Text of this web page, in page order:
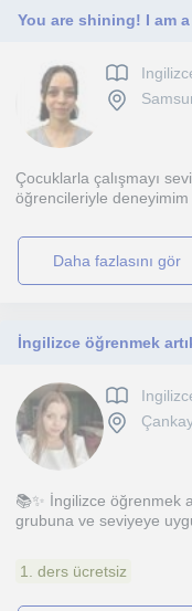
Çocuklarla çalışmayı
öğrencileriyle deneyimim
daha fazlasını gör
İngilizce öğrenmek
📚✨ İngilizce öğrenmek
grubuna ve seviyeye
1. ders ücretsiz